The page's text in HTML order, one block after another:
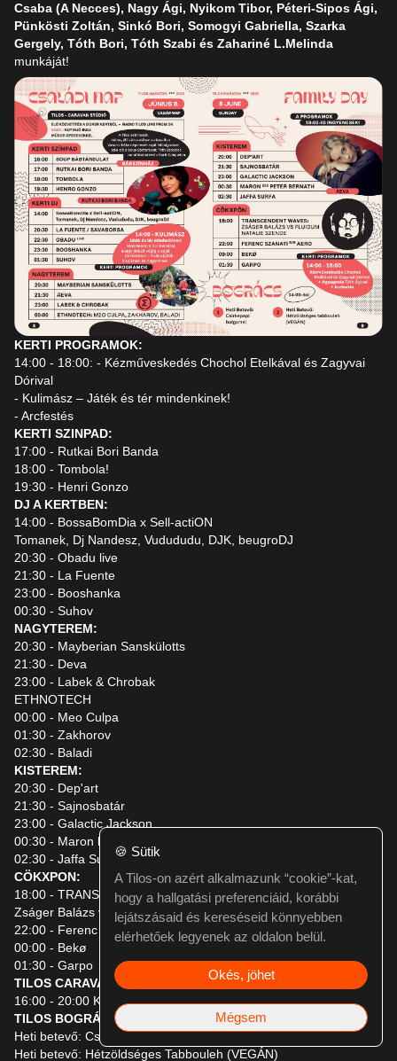
Csaba (A Necces), Nagy Ági, Nyikom Tibor, Péteri-Sipos Ági,
Pünkösti Zoltán, Sinkó Bori, Somogyi Gabriella, Szarka
Gergely, Tóth Bori, Tóth Szabi és Zahariné L.Melinda
munkáját!
KERTI PROGRAMOK:
14:00 - 18:00: - Kézműveskedés Chochol Etelkával és Zagyvai
Dórival
- Kulimász – Játék és tér mindenkinek!
- Arcfestés
KERTI SZINPAD:
17:00 - Rutkai Bori Banda
18:00 - Tombola!
19:30 - Henri Gonzo
DJ A KERTBEN:
14:00 - BossaBomDia x Sell-actiON
Tomanek, Dj Nandesz, Vudududu, DJK, beugroDJ
20:30 - Obadu live
21:30 - La Fuente
23:00 - Booshanka
00:30 - Suhov
NAGYTEREM:
20:30 - Mayberian Sanskülotts
21:30 - Deva
23:00 - Labek & Chrobak
ETHNOTECH
00:00 - Meo Culpa
01:30 - Zakhorov
02:30 - Baladi
KISTEREM:
20:30 - Dep'art
21:30 - Sajnosbatár
23:00 - Galactic Jackson
00:30 - Maron b2b Peter Bernath
02:30 - Jaffa Surfa
CÖKXPON:
18:00 - TRANSCENDENT WAVES - ambient live act szeánsz
Zságer Balázs vs Fluidum, Natalie Szende
22:00 - Ferenc Szanati b2b Aero
00:00 - Bekø
01:30 - Garpo
TILOS CARAVAN STÚDIÓ
16:00 - 20:00 Kutyajó buli
TILOS BOGRÁCS
Heti betevő: Csirkepapi bulgurral
Heti betevő: Hétzöldséges Tabbouleh (VEGÁN)
🍪 Sütik
A Tilos-on azért alkalmazunk “cookie”-kat,
hogy a hallgatási preferenciáid, korábbi
lejátszásaid és kereséseid könnyebben
elérhetőek legyenek az oldalon belül.
Okés, jöhet
Mégsem